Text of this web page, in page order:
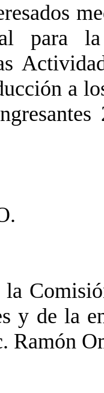
para
a
y de la
Ramón